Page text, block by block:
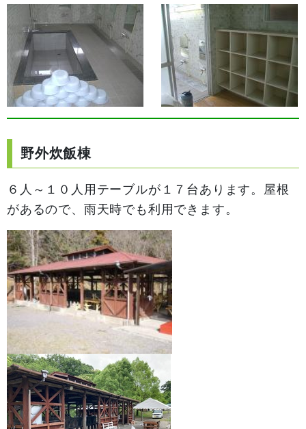
野外炊飯棟
６人～１０人用テーブルが１７台あります。屋根
があるので、雨天時でも利用できます。